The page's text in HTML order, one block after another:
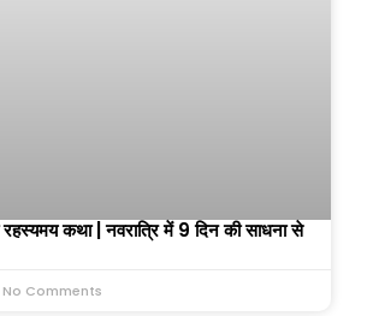
रहस्यमय कथा | नवरात्रि में 9 दिन की साधना से
No Comments